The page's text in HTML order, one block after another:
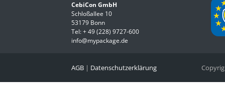
CebiCon GmbH
Schloßallee 10
53179 Bonn
Tel:+ 49 (228) 9727-600
info@mypackage.de
AGB | Datenschutzerklärung